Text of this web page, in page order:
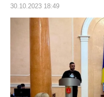
30.10.2023 18:49